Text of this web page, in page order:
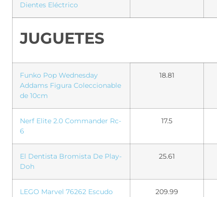
Dientes Eléctrico
JUGUETES
Funko Pop Wednesday
Addams Figura Coleccionable
de 10cm
18.81
Nerf Elite 2.0 Commander Rc-
6
17.5
El Dentista Bromista De Play-
Doh
25.61
LEGO Marvel 76262 Escudo
209.99